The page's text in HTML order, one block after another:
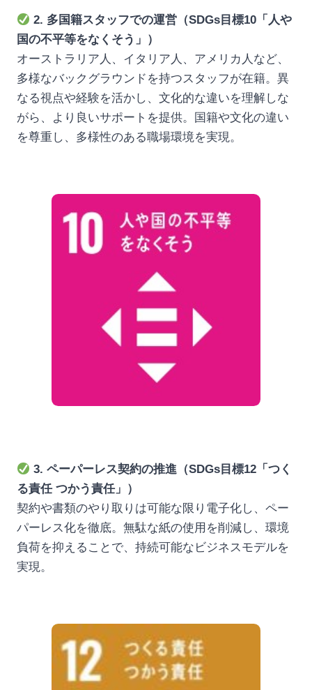
2. 多国籍スタッフでの運営（SDGs目標10「人や
国の不平等をなくそう」）
オーストラリア人、イタリア人、アメリカ人など、
多様なバックグラウンドを持つスタッフが在籍。異
なる視点や経験を活かし、文化的な違いを理解しな
がら、より良いサポートを提供。国籍や文化の違い
を尊重し、多様性のある職場環境を実現。
3. ペーパーレス契約の推進（SDGs目標12「つく
る責任 つかう責任」）
契約や書類のやり取りは可能な限り電子化し、ペー
パーレス化を徹底。無駄な紙の使用を削減し、環境
負荷を抑えることで、持続可能なビジネスモデルを
実現。